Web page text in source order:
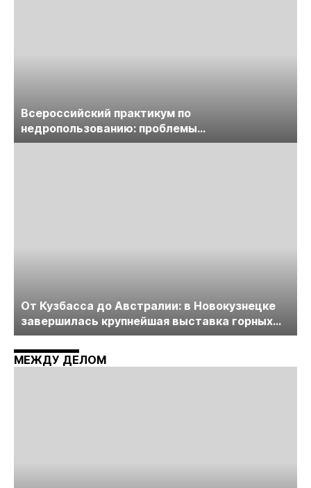
Всероссийский практикум по
недропользованию: проблемы
лицензирования, цифровизации, экспертизы
От Кузбасса до Австралии: в Новокузнецке
завершилась крупнейшая выставка горных
технологий «Недра России. Уголь России и
Майнинг»
МЕЖДУ ДЕЛОМ